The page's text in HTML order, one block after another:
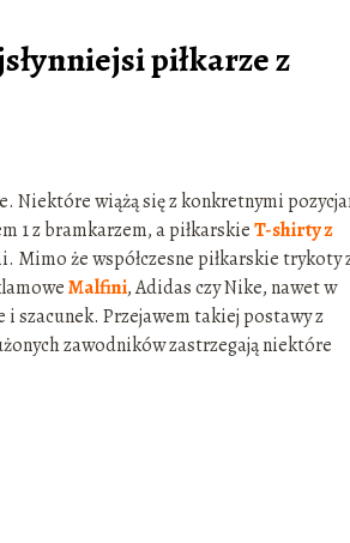
piłkarze z
Niektóre wiążą się z konkretnymi
1 z bramkarzem, a piłkarskieT-shirty z
że współczesne piłkarskie trykoty
Malfini, Adidas czy Nike, nawet w
szacunek. Przejawem takiej postawy z
zawodników zastrzegają niektóre